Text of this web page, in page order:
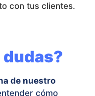
con tus clientes.
de nuestro
cómo